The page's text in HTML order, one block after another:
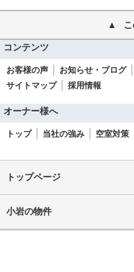
コンテンツ
お客様の声 お知らせ・ブログ
サイトマップ
採用情報
オーナー様へ
トップ 当社の強み 空室対策
トップページ
小岩の物件